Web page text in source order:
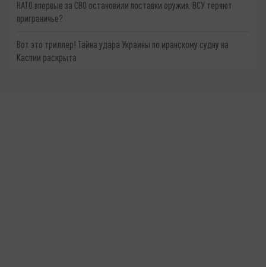
НАТО впервые за СВО остановили поставки оружия. ВСУ теряют
приграничье?
Вот это триллер! Тайна удара Украины по иранскому судну на
Каспии раскрыта